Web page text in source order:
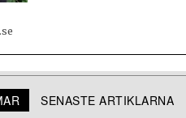
SENASTE ARTIKLARNA